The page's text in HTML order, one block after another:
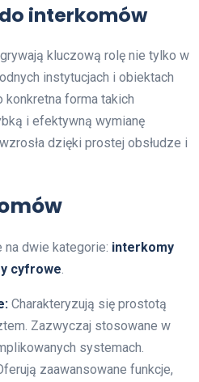
interkomów
kluczową rolę nie tylko w
instytucjach i obiektach
konkretna forma takich
i efektywną wymianę
dzięki prostej obsłudze i
na dwie kategorie: interkomy
cyfrowe
Charakteryzują się prostotą
Zazwyczaj stosowane w
systemach.
zaawansowane funkcje,